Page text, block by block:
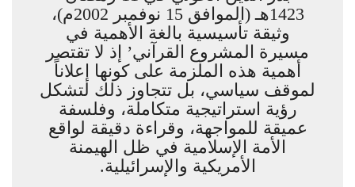
1423هـ (الموافق 15 نوفمبر 2002م)،
وثيقة تأسيسية بالغة الأهمية في
مسيرة المشروع القرآني’ إذ لا تقتصر
أهمية هذه الملزمة على كونها إعلاناً
لموقف سياسي، بل تتجاوز ذلك لتشكل
رؤية استراتيجية متكاملة، وفلسفة
عميقة للمواجهة، وقراءة دقيقة لواقع
الأمة الإسلامية في ظل الهيمنة
الأمريكية والإسرائيلية.